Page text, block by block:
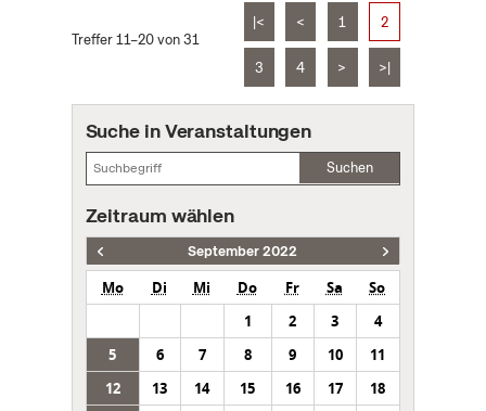
Treffer 11–20 von 31
|< < 1 2
3 4 > >|
Suche in Veranstaltungen
Suchen
Zeitraum wählen
September 2022
Mo Di Mi Do Fr Sa
So
1
2 3
4
5
6 7 8 9 10
11
12
13 14 15 16 17
18